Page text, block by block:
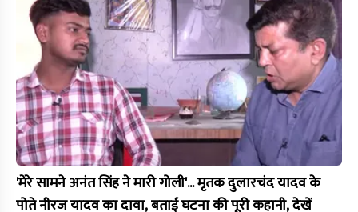
'मेरे सामने अनंत सिंह ने मारी गोली'... मृतक दुलारचंद यादव के
पोते नीरज यादव का दावा, बताई घटना की पूरी कहानी, देखें